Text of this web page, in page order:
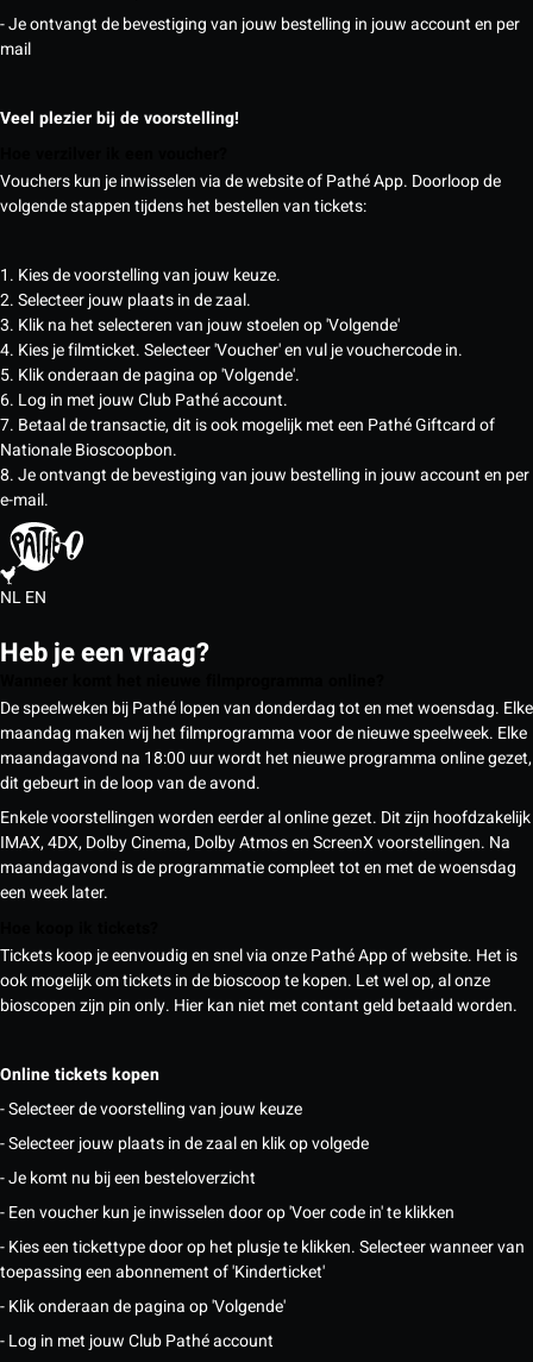
- Je ontvangt de bevestiging van jouw bestelling in jouw account en per
mail
Veel plezier bij de voorstelling!
Vouchers kun je inwisselen via de website of Pathé App. Doorloop de
volgende stappen tijdens het bestellen van tickets:
1. Kies de voorstelling van jouw keuze.
2. Selecteer jouw plaats in de zaal.
3. Klik na het selecteren van jouw stoelen op 'Volgende'
4. Kies je filmticket. Selecteer 'Voucher' en vul je vouchercode in.
5. Klik onderaan de pagina op 'Volgende'.
6. Log in met jouw Club Pathé account.
7. Betaal de transactie, dit is ook mogelijk met een Pathé Giftcard of
Nationale Bioscoopbon.
8. Je ontvangt de bevestiging van jouw bestelling in jouw account en per
e-mail.
NLEN
Heb je een vraag?
De speelweken bij Pathé lopen van donderdag tot en met woensdag. Elke
maandag maken wij het filmprogramma voor de nieuwe speelweek. Elke
maandagavond na 18:00 uur wordt het nieuwe programma online gezet,
dit gebeurt in de loop van de avond.
Enkele voorstellingen worden eerder al online gezet. Dit zijn hoofdzakelijk
IMAX, 4DX, Dolby Cinema, Dolby Atmos en ScreenX voorstellingen. Na
maandagavond is de programmatie compleet tot en met de woensdag
een week later.
Tickets koop je eenvoudig en snel via onze Pathé App of website. Het is
ook mogelijk om tickets in de bioscoop te kopen. Let wel op, al onze
bioscopen zijn pin only. Hier kan niet met contant geld betaald worden.
Online tickets kopen
- Selecteer de voorstelling van jouw keuze
- Selecteer jouw plaats in de zaal en klik op volgede
- Je komt nu bij een besteloverzicht
- Een voucher kun je inwisselen door op 'Voer code in' te klikken
- Kies een tickettype door op het plusje te klikken. Selecteer wanneer van
toepassing een abonnement of 'Kinderticket'
- Klik onderaan de pagina op 'Volgende'
- Log in met jouw Club Pathé account